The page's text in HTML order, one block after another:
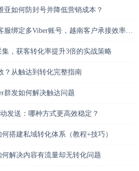
亚如何防封号并降低营销成本？
绑定多Viber账号，越南客户承接效率倍增
，获客转化率提升3倍的实战策略
？从触达到转化完整指南
群发如何解决触达问题
发送：哪种方式更高效稳定？
搭建私域转化体系（教程+技巧）
解决内容有流量却无转化问题